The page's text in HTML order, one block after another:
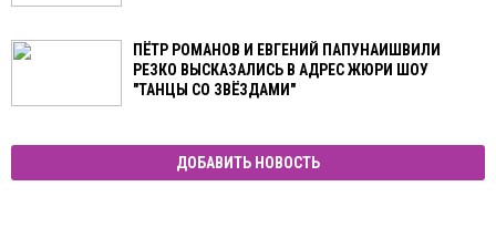
ПЁТР РОМАНОВ И ЕВГЕНИЙ ПАПУНАИШВИЛИ
РЕЗКО ВЫСКАЗАЛИСЬ В АДРЕС ЖЮРИ ШОУ
"ТАНЦЫ СО ЗВЁЗДАМИ"
ДОБАВИТЬ НОВОСТЬ